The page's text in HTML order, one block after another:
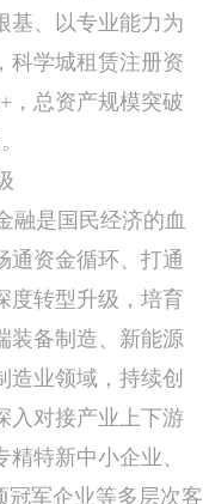
基、以专业能力为
科学城租赁注册资
，总资产规模突破
融是国民经济的血
通资金循环、打通
度转型升级，培育
装备制造、新能源
造业领域，持续创
入对接产业上下游
特新中小企业、
冠军企业等多层次客